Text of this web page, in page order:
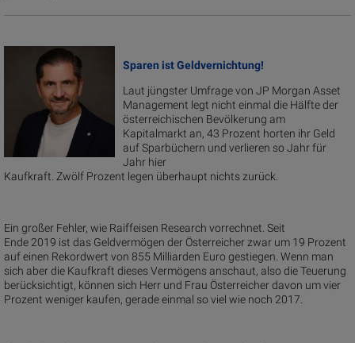
Sparen ist Geldvernichtung!
Laut jüngster Umfrage von JP Morgan Asset
Management legt nicht einmal die Hälfte der
österreichischen Bevölkerung am
Kapitalmarkt an, 43 Prozent horten ihr Geld
auf Sparbüchern und verlieren so Jahr für
Jahr hier
Kaufkraft. Zwölf Prozent legen überhaupt nichts zurück.
Ein großer Fehler, wie Raiffeisen Research vorrechnet. Seit
Ende 2019 ist das Geldvermögen der Österreicher zwar um 19 Prozent
auf einen Rekordwert von 855 Milliarden Euro gestiegen. Wenn man
sich aber die Kaufkraft dieses Vermögens anschaut, also die Teuerung
berücksichtigt, können sich Herr und Frau Österreicher davon um vier
Prozent weniger kaufen, gerade einmal so viel wie noch 2017.